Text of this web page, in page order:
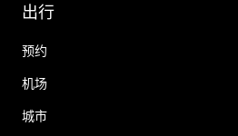
出行
预约
机场
城市